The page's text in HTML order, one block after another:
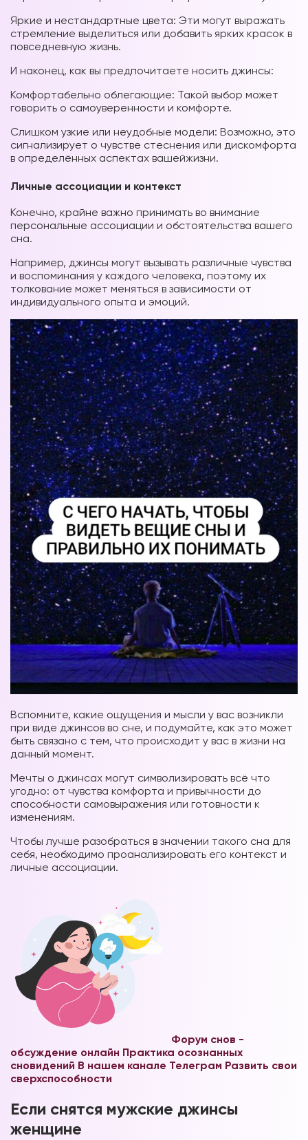
Яркие и нестандартные цвета: Эти могут выражать
стремление выделиться или добавить ярких красок в
повседневную жизнь.
И наконец, как вы предпочитаете носить джинсы:
Комфортабельно облегающие: Такой выбор может
говорить о самоуверенности и комфорте.
Слишком узкие или неудобные модели: Возможно, это
сигнализирует о чувстве стеснения или дискомфорта
в определённых аспектах вашейжизни.
Личные ассоциации и контекст
Конечно, крайне важно принимать во внимание
персональные ассоциации и обстоятельства вашего
сна.
Например, джинсы могут вызывать различные чувства
и воспоминания у каждого человека, поэтому их
толкование может меняться в зависимости от
индивидуального опыта и эмоций.
Вспомните, какие ощущения и мысли у вас возникли
при виде джинсов во сне, и подумайте, как это может
быть связано с тем, что происходит у вас в жизни на
данный момент.
Мечты о джинсах могут символизировать всё что
угодно: от чувства комфорта и привычности до
способности самовыражения или готовности к
изменениям.
Чтобы лучше разобраться в значении такого сна для
себя, необходимо проанализировать его контекст и
личные ассоциации.
Форум снов -
обсуждение онлайн Практика осознанных
сновидений В нашем канале Телеграм Развить свои
сверхспособности
Если снятся мужские джинсы
женщине